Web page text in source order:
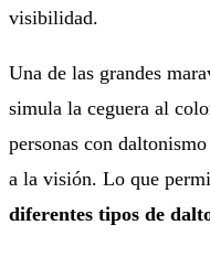
visibilidad.
Una de las grandes
simula la ceguera al
personas con
a la visión. Lo que
diferentes tipos de